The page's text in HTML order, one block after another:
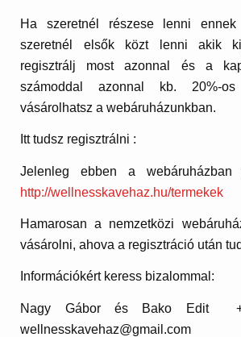
Ha szeretnél részese lenni
szeretnél elsők közt lenni akik
regisztrálj most azonnal és a
számoddal azonnal kb. 20%-os
vásárolhatsz a webáruházunkban.
Itt tudsz regisztrálni :
Jelenleg ebben a webáruházban
http://wellnesskavehaz.hu/termekek
Hamarosan a nemzetközi
vásárolni, ahova a regisztráció után
Információkért keress bizalommal:
Nagy Gábor és Bako Edit
wellnesskavehaz@gmail.com